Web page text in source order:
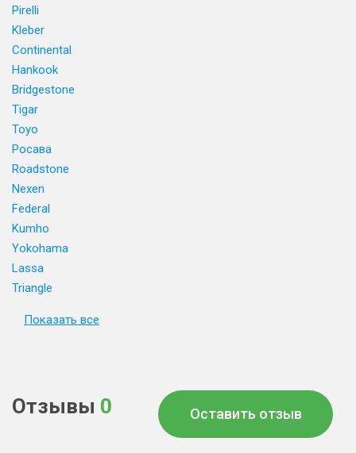
Pirelli
Kleber
Continental
Hankook
Bridgestone
Tigar
Toyo
Росава
Roadstone
Nexen
Federal
Kumho
Yokohama
Lassa
Triangle
Показать все
Отзывы 0 Оставить отзыв